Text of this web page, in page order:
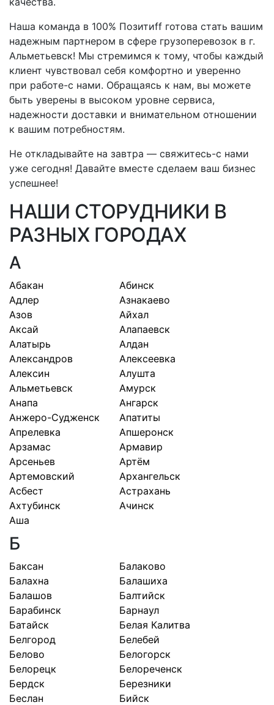
Наша команда в 100% Позитиff готова стать вашим
надежным партнером в сфере грузоперевозок в г.
Альметьевск! Мы стремимся к тому, чтобы каждый
клиент чувствовал себя комфортно и уверенно
при работе-с нами. Обращаясь к нам, вы можете
быть уверены в высоком уровне сервиса,
надежности доставки и внимательном отношении
к вашим потребностям.
Не откладывайте на завтра — свяжитесь-с нами
уже сегодня! Давайте вместе сделаем ваш бизнес
успешнее!
НАШИ СТОРУДНИКИ В
РАЗНЫХ ГОРОДАХ
А
Абакан
Абинск
Адлер
Азнакаево
Азов
Айхал
Аксай
Алапаевск
Алатырь
Алдан
Александров
Алексеевка
Алексин
Алушта
Альметьевск
Амурск
Анапа
Ангарск
Анжеро-Судженск
Апатиты
Апрелевка
Апшеронск
Арзамас
Армавир
Арсеньев
Артём
Артемовский
Архангельск
Асбест
Астрахань
Ахтубинск
Ачинск
Аша
Б
Баксан
Балаково
Балахна
Балашиха
Балашов
Балтийск
Барабинск
Барнаул
Батайск
Белая Калитва
Белгород
Белебей
Белово
Белогорск
Белорецк
Белореченск
Бердск
Березники
Беслан
Бийск